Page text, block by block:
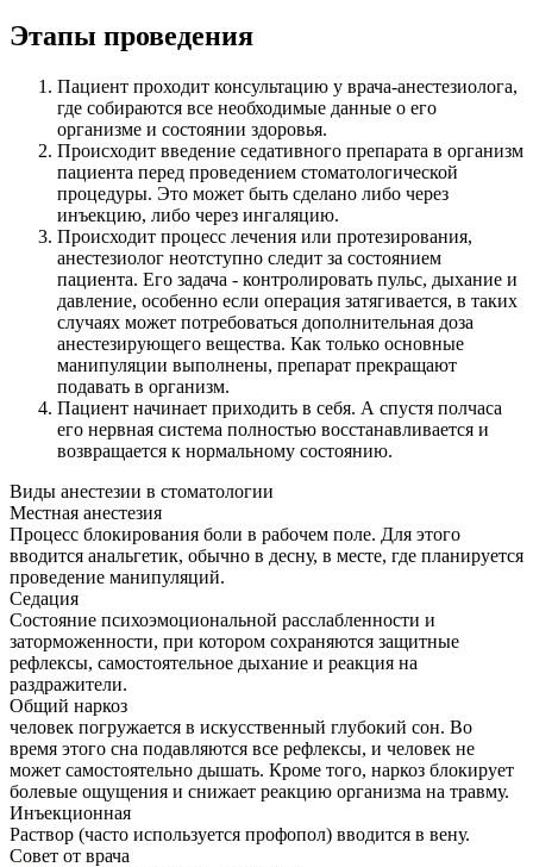
Этапы проведения
Пациент проходит консультацию у врача-анестезиолога,
где собираются все необходимые данные о его
организме и состоянии здоровья.
Происходит введение седативного препарата в организм
пациента перед проведением стоматологической
процедуры. Это может быть сделано либо через
инъекцию, либо через ингаляцию.
Происходит процесс лечения или протезирования,
анестезиолог неотступно следит за состоянием
пациента. Его задача - контролировать пульс, дыхание и
давление, особенно если операция затягивается, в таких
случаях может потребоваться дополнительная доза
анестезирующего вещества. Как только основные
манипуляции выполнены, препарат прекращают
подавать в организм.
Пациент начинает приходить в себя. А спустя полчаса
его нервная система полностью восстанавливается и
возвращается к нормальному состоянию.
Виды анестезии в стоматологии
Местная анестезия
Процесс блокирования боли в рабочем поле. Для этого
вводится анальгетик, обычно в десну, в месте, где планируется
проведение манипуляций.
Седация
Состояние психоэмоциональной расслабленности и
заторможенности, при котором сохраняются защитные
рефлексы, самостоятельное дыхание и реакция на
раздражители.
Общий наркоз
человек погружается в искусственный глубокий сон. Во
время этого сна подавляются все рефлексы, и человек не
может самостоятельно дышать. Кроме того, наркоз блокирует
болевые ощущения и снижает реакцию организма на травму.
Инъекционная
Раствор (часто используется профопол) вводится в вену.
Совет от врача